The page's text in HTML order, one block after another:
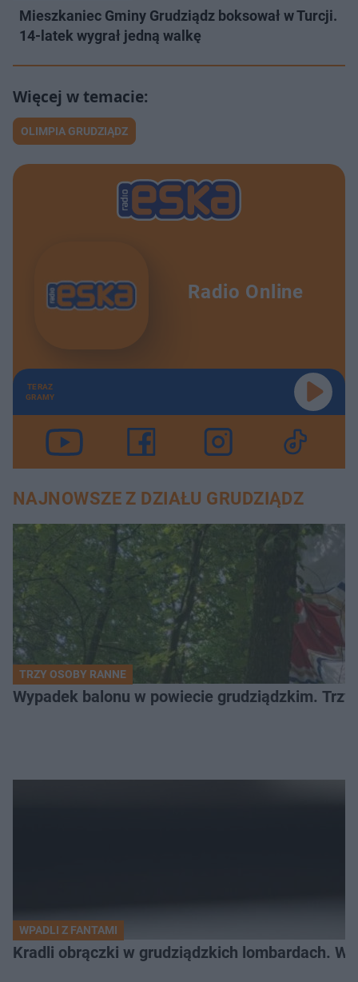
Mieszkaniec Gminy Grudziądz boksował w Turcji.
14-latek wygrał jedną walkę
OLIMPIA GRUDZIĄDZ
Radio Online
TERAZ
GRAMY
NAJNOWSZE Z DZIAŁU GRUDZIĄDZ
TRZY OSOBY RANNE
Wypadek balonu w powiecie grudziądzkim.
WPADLI Z FANTAMI
Kradli obrączki w grudziądzkich lombardach.